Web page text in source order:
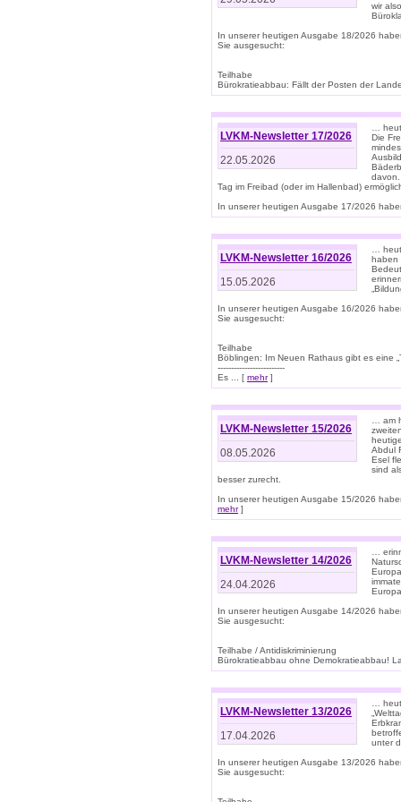
wir
In unserer heutigen Ausgabe 18/2026
Sie ausgesucht:
Teilhabe
Bürokratieabbau: Fällt der Posten der
LVKM-Newsletter 17/2026
22.05.2026
…
Die
davon.
Tag im Freibad (oder im Hallenbad)
In unserer heutigen Ausgabe 17/2026
LVKM-Newsletter 16/2026
15.05.2026
…
haben
In unserer heutigen Ausgabe 16/2026
Sie ausgesucht:
Teilhabe
Böblingen: Im Neuen Rathaus gibt es eine
-------------------------
Es ... [ mehr]
LVKM-Newsletter 15/2026
08.05.2026
… am
Abdul
Esel
sind
besser zurecht.
In unserer heutigen Ausgabe 15/2026
mehr]
LVKM-Newsletter 14/2026
24.04.2026
…
In unserer heutigen Ausgabe 14/2026
Sie ausgesucht:
Teilhabe / Antidiskriminierung
Bürokratieabbau ohne Demokratieabbau!
LVKM-Newsletter 13/2026
17.04.2026
…
unter
In unserer heutigen Ausgabe 13/2026
Sie ausgesucht: